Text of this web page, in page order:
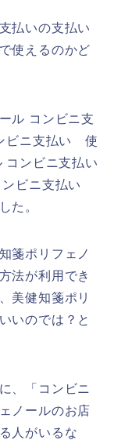
払いの支払い
使えるのかど
ル コンビニ支
ビニ支払い 使
コンビニ支払い
ンビニ支払い
た。
箋ポリフェノ
法が利用でき
美健知箋ポリ
いのでは？と
、「コンビニ
ノールのお店
人がいるな